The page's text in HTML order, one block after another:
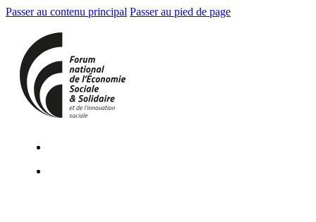
Passer au contenu principal Passer au pied de page